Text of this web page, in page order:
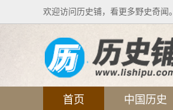
欢迎访问历史铺，看更多野史奇闻。
首页 中国历史